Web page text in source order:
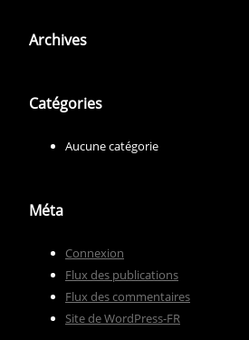
Archives
Catégories
Aucune catégorie
Méta
Connexion
Flux des publications
Flux des commentaires
Site de WordPress-FR